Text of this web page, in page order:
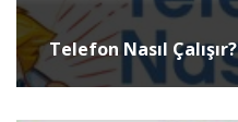
Telefon Nasıl Çalışır?